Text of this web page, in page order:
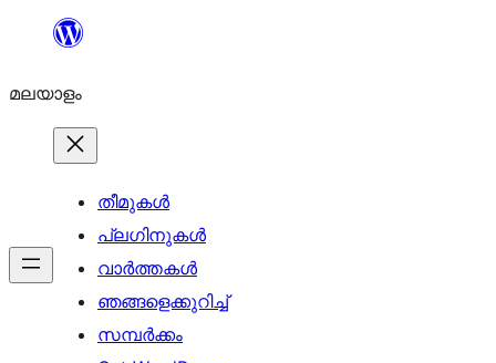
ഉള്ളടക്കത്തിലേക്ക്
മലയാളം
തീമുകൾ
പ്ലഗിനുകൾ
വാര്‍ത്തകള്‍
ഞങ്ങളെക്കുറിച്ച്
സമ്പര്‍ക്കം